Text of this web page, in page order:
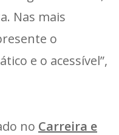
Nas mais
o
e o acessível”,
no Carreira e